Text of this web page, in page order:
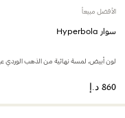
الأفضل مبيعاً
سوار Hyperbola